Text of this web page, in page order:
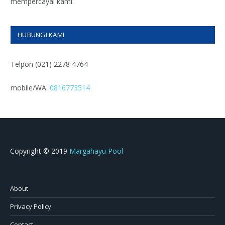
HUBUNGI KAMI
Telpon (021) 2278 4764
mobile/WA: 0816773514
Copyright © 2019 Margahayu Pool
About
Privacy Policy